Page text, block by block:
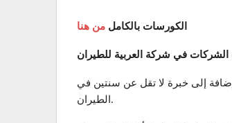
الكورسات بالكامل من هنا
الشركات في شركة العربية للطيران
إلى خبرة لا تقل عن سنتين في
الطيران.